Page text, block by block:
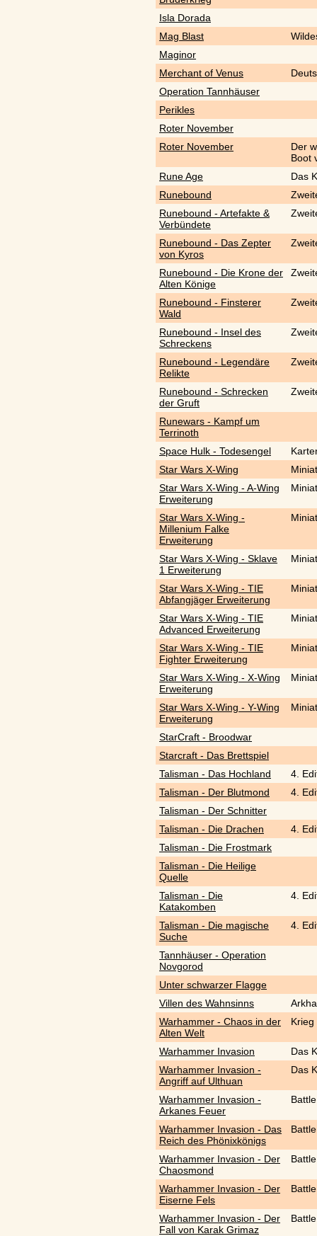
Isla Dorada
Mag Blast
Maginor
Merchant of Venus
Operation Tannhäuser
Perikles
Roter November
Roter November
Der
Boot
Rune Age
Das
Runebound
Runebound - Artefakte &
Verbündete
Runebound - Das Zepter
von Kyros
Runebound - Die Krone der
Alten Könige
Runebound - Finsterer
Wald
Runebound - Insel des
Schreckens
Runebound - Legendäre
Relikte
Runebound - Schrecken
der Gruft
Runewars - Kampf um
Terrinoth
Space Hulk - Todesengel
Star Wars X-Wing
Star Wars X-Wing - A-Wing
Erweiterung
Star Wars X-Wing -
Millenium Falke
Erweiterung
Star Wars X-Wing - Sklave
1 Erweiterung
Star Wars X-Wing - TIE
Abfangjäger Erweiterung
Star Wars X-Wing - TIE
Advanced Erweiterung
Star Wars X-Wing - TIE
Fighter Erweiterung
Star Wars X-Wing - X-Wing
Erweiterung
Star Wars X-Wing - Y-Wing
Erweiterung
StarCraft - Broodwar
Starcraft - Das Brettspiel
Talisman - Das Hochland
4.
Talisman - Der Blutmond
4.
Talisman - Der Schnitter
Talisman - Die Drachen
4.
Talisman - Die Frostmark
Talisman - Die Heilige
Quelle
Talisman - Die
Katakomben
4.
Talisman - Die magische
Suche
4.
Tannhäuser - Operation
Novgorod
Unter schwarzer Flagge
Villen des Wahnsinns
Warhammer - Chaos in der
Alten Welt
Warhammer Invasion
Das
Warhammer Invasion -
Angriff auf Ulthuan
Das
Warhammer Invasion -
Arkanes Feuer
Warhammer Invasion - Das
Reich des Phönixkönigs
Warhammer Invasion - Der
Chaosmond
Warhammer Invasion - Der
Eiserne Fels
Warhammer Invasion - Der
Fall von Karak Grimaz